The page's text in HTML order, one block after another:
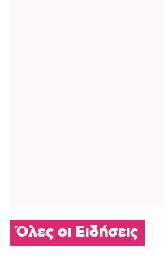
Όλες οι Ειδήσεις